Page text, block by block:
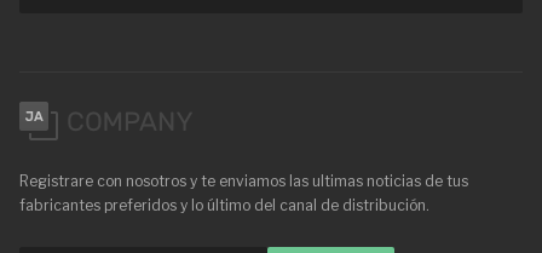
Registrare con nosotros y te enviamos las ultimas noticias de tus
fabricantes preferidos y lo último del canal de distribución.